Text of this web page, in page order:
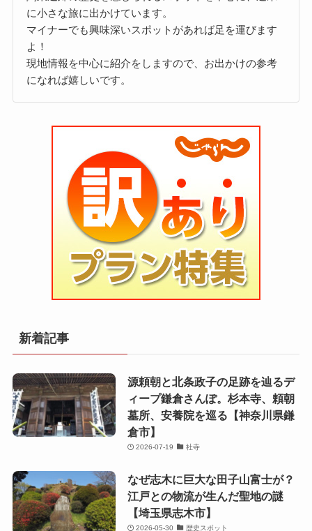
に小さな旅に出かけています。
マイナーでも興味深いスポットがあれば足を運びます
よ！
現地情報を中心に紹介をしますので、お出かけの参考
になれば嬉しいです。
新着記事
源頼朝と北条政子の足跡を辿るデ
ィープ鎌倉さんぽ。杉本寺、頼朝
墓所、安養院を巡る【神奈川県鎌
倉市】
2026-07-19 社寺
なぜ志木に巨大な田子山富士が？
江戸との物流が生んだ聖地の謎
【埼玉県志木市】
2026-05-30 歴史スポット